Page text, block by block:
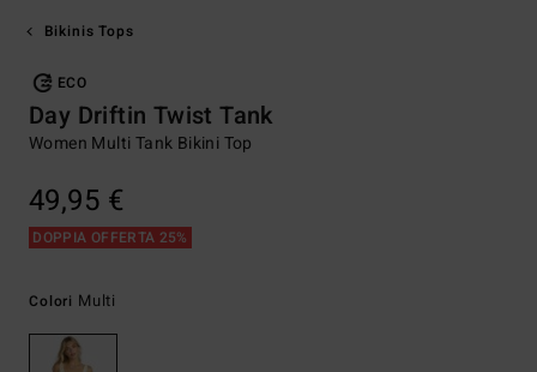
Bikinis Tops
ECO
Day Driftin Twist Tank
Women Multi Tank Bikini Top
49,95 €
DOPPIA OFFERTA 25%
Colori Multi